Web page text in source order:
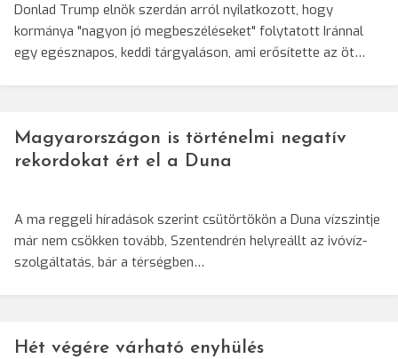
Donlad Trump elnök szerdán arról nyilatkozott, hogy
kormánya "nagyon jó megbeszéléseket" folytatott Iránnal
egy egésznapos, keddi tárgyaláson, ami erősítette az öt…
Magyarországon is történelmi negatív
rekordokat ért el a Duna
A ma reggeli híradások szerint csütörtökön a Duna vízszintje
már nem csökken tovább, Szentendrén helyreállt az ivóvíz-
szolgáltatás, bár a térségben…
Hét végére várható enyhülés